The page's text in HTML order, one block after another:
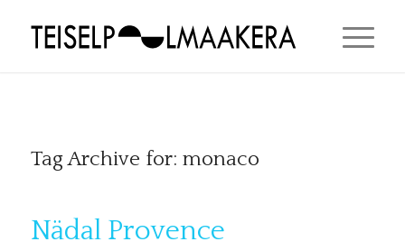
Tag Archive for: monaco
Nädal Provence